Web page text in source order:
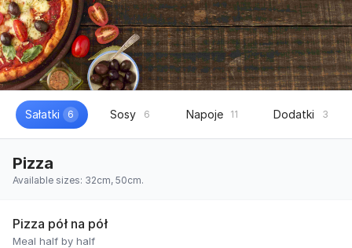
Sałatki 6 Sosy 6 Napoje 11 Dodatki 3
Pizza
Available sizes: 32cm, 50cm.
Pizza pół na pół
Meal half by half